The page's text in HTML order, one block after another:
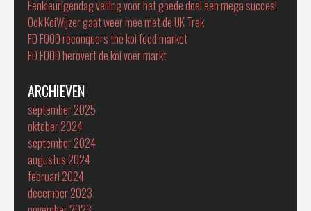
Eenkleurigendag veiling voor het goede doel een mega succes!
Ook KoiWijzer gaat weer mee met de UK Trek
FD FOOD reconquers the koi food market
FD FOOD herovert de koi voer markt
ARCHIEVEN
september 2025
oktober 2024
september 2024
augustus 2024
februari 2024
december 2023